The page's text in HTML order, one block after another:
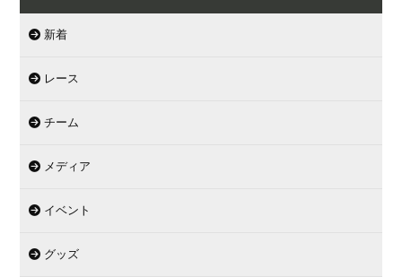
新着
レース
チーム
メディア
イベント
グッズ